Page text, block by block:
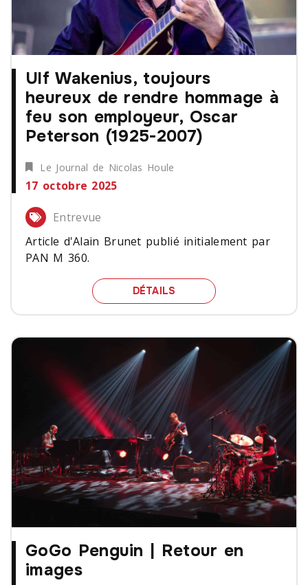
Ulf Wakenius, toujours
heureux de rendre hommage à
feu son employeur, Oscar
Peterson (1925-2007)
Le Journal de Nicolas Houle
17 octobre 2025
Entrevue
Article d'Alain Brunet publié initialement par
PAN M 360.
DÉTAILS ULF WAKENIUS,
GoGo Penguin | Retour en
images